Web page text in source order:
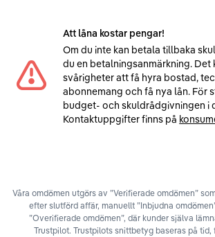
Att låna kostar pengar!
Om du inte kan betala tillbaka
du en betalningsanmärkning. Det
svårigheter att få hyra bostad,
abonnemang och få nya lån. För
budget- och skuldrådgivningen i
Kontaktuppgifter finns på
Våra omdömen utgörs av ”Verifierade omdömen”
efter slutförd affär, manuellt ”Inbjudna
”Overifierade omdömen”, där kunder själva
Trustpilot. Trustpilots snittbetyg baseras på